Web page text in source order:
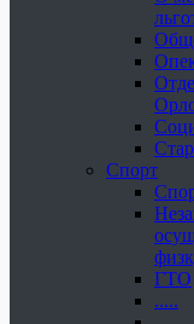
Спорт
ГТО
.....